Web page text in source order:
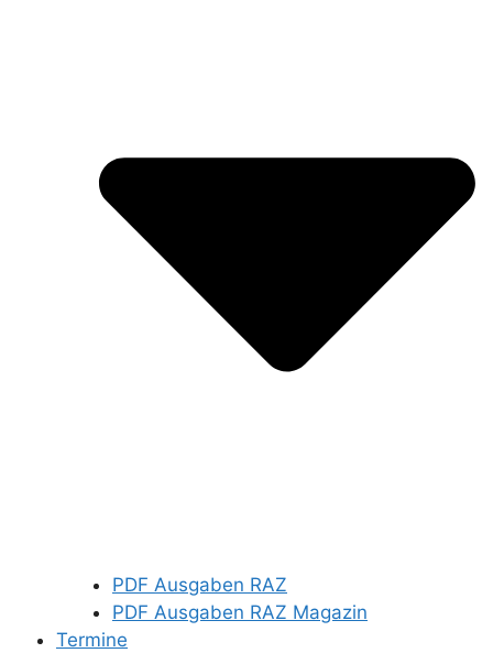
PDF Ausgaben RAZ
PDF Ausgaben RAZ Magazin
Termine